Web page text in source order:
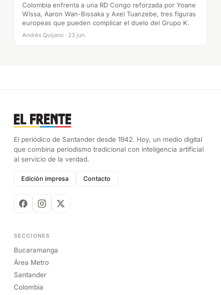
Colombia enfrenta a una RD Congo reforzada por Yoane
Wissa, Aaron Wan-Bissaka y Axel Tuanzebe, tres figuras
europeas que pueden complicar el duelo del Grupo K.
Andrés Quijano · 23 jun.
El periódico de Santander desde 1942. Hoy, un medio digital
que combina periodismo tradicional con inteligencia artificial
al servicio de la verdad.
Edición impresa Contacto
SECCIONES
Bucaramanga
Área Metro
Santander
Colombia